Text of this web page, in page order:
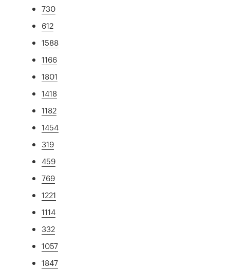
730
612
1588
1166
1801
1418
1182
1454
319
459
769
1221
1114
332
1057
1847